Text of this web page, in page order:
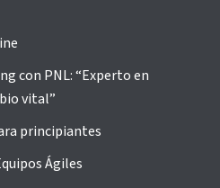
con PNL: “Experto en
vital”
principiantes
Ágiles